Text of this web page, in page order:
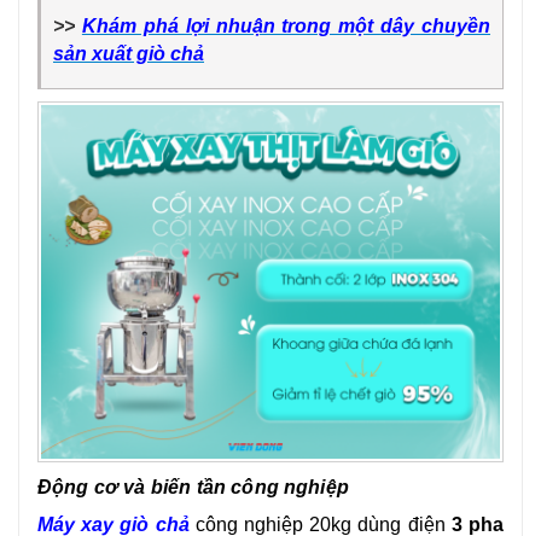
>> Khám phá lợi nhuận trong một dây chuyền
sản xuất giò chả
Động cơ và biến tần công nghiệp
Máy xay giò chả công nghiệp 20kg dùng điện 3 pha